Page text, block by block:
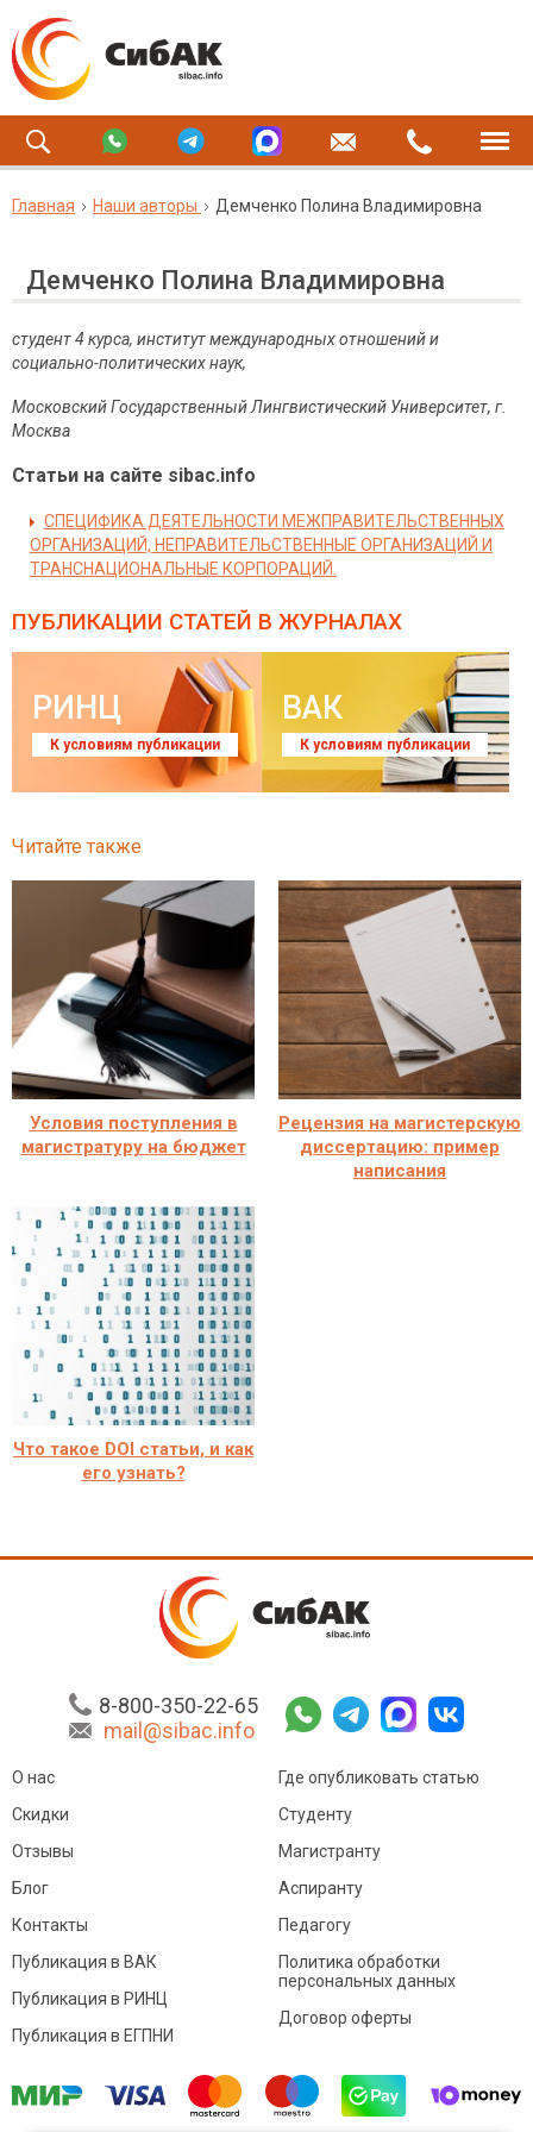
Главная Наши авторы Демченко Полина Владимировна
Демченко Полина Владимировна
cтудент4 курса, институт международных отношений и
социально-политических наук,
Московский Государственный Лингвистический Университет, г.
Москва
Статьи на сайте sibac.info
СПЕЦИФИКА ДЕЯТЕЛЬНОСТИ МЕЖПРАВИТЕЛЬСТВЕННЫХ
ОРГАНИЗАЦИЙ, НЕПРАВИТЕЛЬСТВЕННЫЕ ОРГАНИЗАЦИЙ И
ТРАНСНАЦИОНАЛЬНЫЕ КОРПОРАЦИЙ.
ПУБЛИКАЦИИ СТАТЕЙ В ЖУРНАЛАХ
РИНЦ
К условиям публикации
ВАК
К условиям публикации
Читайте также
Условия поступления в
магистратуру на бюджет
Рецензия на магистерскую
диссертацию: пример
написания
Что такое DOI статьи, и как
его узнать?
8-800-350-22-65
mail@sibac.info
О нас
Скидки
Отзывы
Блог
Контакты
Где опубликовать статью
Студенту
Магистранту
Аспиранту
Педагогу
Публикация в ВАК
Публикация в РИНЦ
Публикация в ЕГПНИ
Политика обработки
персональных данных
Договор оферты